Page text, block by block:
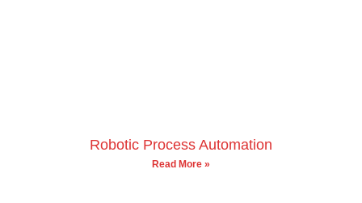
Robotic Process Automation
Read More »